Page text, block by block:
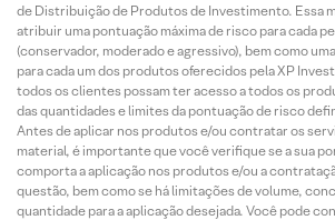
de Distribuição de Produtos de Investimento. Essa
atribuir uma pontuação máxima de risco para cada
(conservador, moderado e agressivo), bem como
para cada um dos produtos oferecidos pela XP
todos os clientes possam ter acesso a todos os
das quantidades e limites da pontuação de risco
Antes de aplicar nos produtos e/ou contratar os
material, é importante que você verifique se a sua
comporta a aplicação nos produtos e/ou a
questão, bem como se há limitações de volume,
quantidade para a aplicação desejada. Você pode